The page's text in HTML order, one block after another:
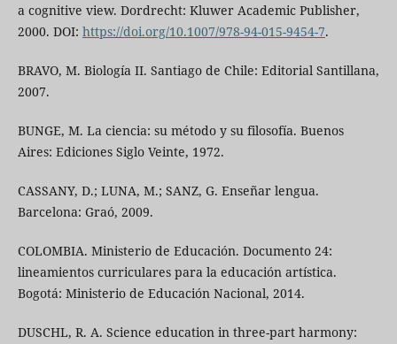
a cognitive view. Dordrecht: Kluwer Academic Publisher,
2000. DOI: https://doi.org/10.1007/978-94-015-9454-7.
BRAVO, M. Biología II. Santiago de Chile: Editorial Santillana,
2007.
BUNGE, M. La ciencia: su método y su filosofía. Buenos
Aires: Ediciones Siglo Veinte, 1972.
CASSANY, D.; LUNA, M.; SANZ, G. Enseñar lengua.
Barcelona: Graó, 2009.
COLOMBIA. Ministerio de Educación. Documento 24:
lineamientos curriculares para la educación artística.
Bogotá: Ministerio de Educación Nacional, 2014.
DUSCHL, R. A. Science education in three-part harmony: